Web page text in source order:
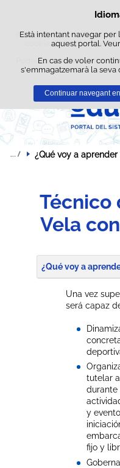
Aquest lloc web utilitza
cookies de tercers per
Podeu obtenir més
Acceptar
Està intentant navegar per
aquest portal.
En cas de voler
s'emmagatzemarà la
Continuar navegant
¿Qué voy a
Técnico
Vela
¿Qué voy a
Una vez
será capaz
tutelar
durante
y
fijo y